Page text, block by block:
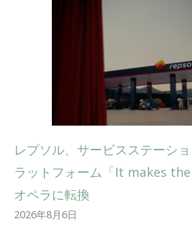
レプソル、サービスステーシ
ラットフォーム「It makes
オペラに転換
2026年8月6日